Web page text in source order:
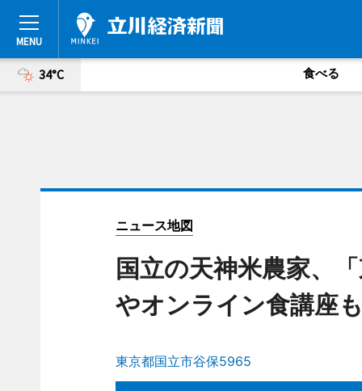
34°C 食べる
ニュース地図
国立の天神米農家、
やオンライン食講座
東京都国立市谷保5965